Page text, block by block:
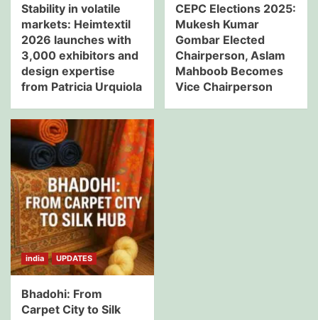
Stability in volatile
markets: Heimtextil
2026 launches with
3,000 exhibitors and
design expertise
from Patricia Urquiola
CEPC Elections 2025:
Mukesh Kumar
Gombar Elected
Chairperson, Aslam
Mahboob Becomes
Vice Chairperson
india UPDATES
Bhadohi: From
Carpet City to Silk